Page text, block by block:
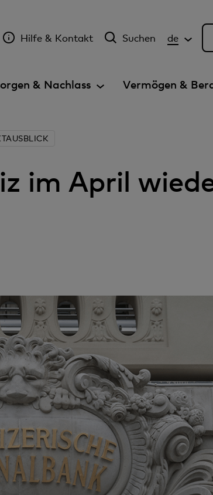
Hilfe & Kontakt Suchen de
& Nachlass Vermögen &
im April